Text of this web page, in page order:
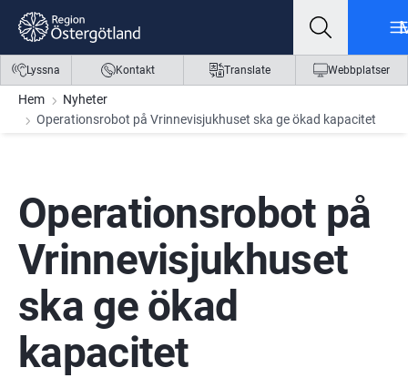
Gå till innehåll
Gå till meny
Gå till sidfot
Lyssna Kontakt Translate Webbplatser
Hem
Nyheter
Operationsrobot på Vrinnevisjukhuset ska ge ökad kapacitet
Operationsrobot på
Vrinnevisjukhuset
ska ge ökad
kapacitet